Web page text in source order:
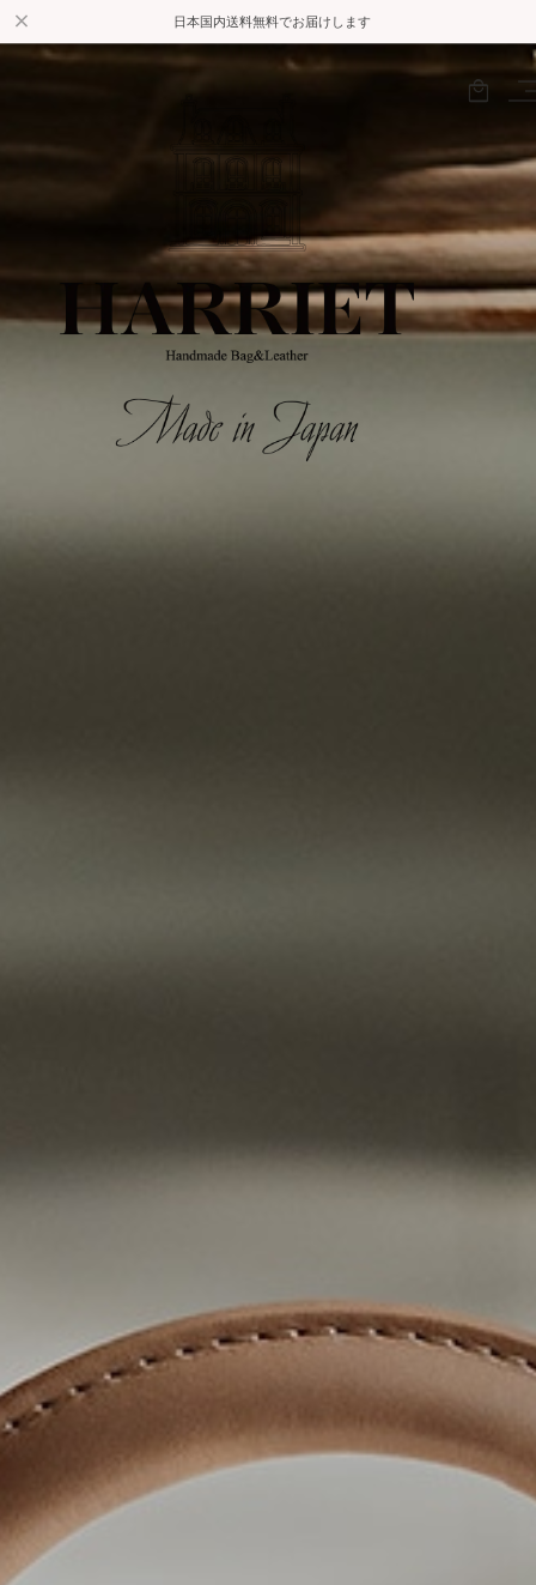
日本国内送料無料でお届けします